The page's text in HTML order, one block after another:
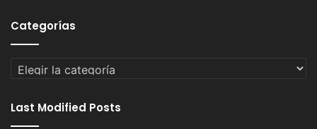
Categorías
Categorías
Last Modified Posts